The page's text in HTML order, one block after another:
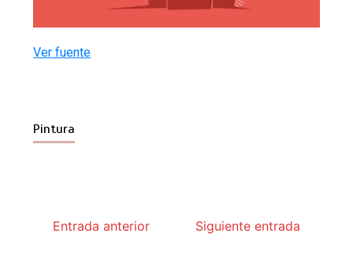
Ver fuente
Pintura
Entrada anterior Siguiente entrada